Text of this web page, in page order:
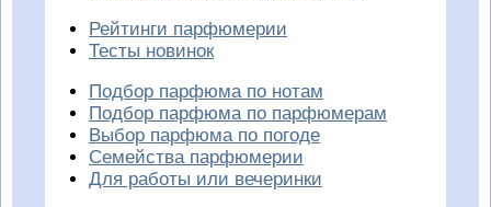
Рейтинги парфюмерии
Тесты новинок
Подбор парфюма по нотам
Подбор парфюма по парфюмерам
Выбор парфюма по погоде
Семейства парфюмерии
Для работы или вечеринки